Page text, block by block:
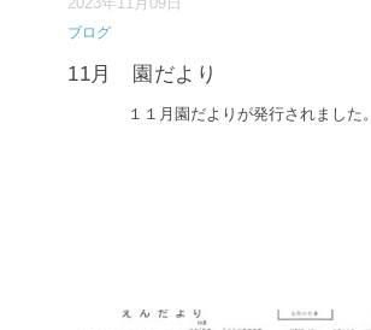
ブログ
11月 園だより
１１月園だよりが発行されました。